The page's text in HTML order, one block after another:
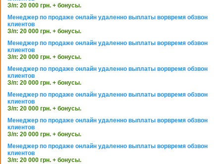
З/п: 20 000 грн. + бонусы.
Менеджер по продаже онлайн удаленно выплаты ворвремя обзвон
клиентов
З/п: 20 000 грн. + бонусы.
Менеджер по продаже онлайн удаленно выплаты ворвремя обзвон
клиентов
З/п: 20 000 грн. + бонусы.
Менеджер по продаже онлайн удаленно выплаты ворвремя обзвон
клиентов
З/п: 20 000 грн. + бонусы.
Менеджер по продаже онлайн удаленно выплаты ворвремя обзвон
клиентов
З/п: 20 000 грн. + бонусы.
Менеджер по продаже онлайн удаленно выплаты ворвремя обзвон
клиентов
З/п: 20 000 грн. + бонусы.
Менеджер по продаже онлайн удаленно выплаты ворвремя обзвон
клиентов
З/п: 20 000 грн. + бонусы.